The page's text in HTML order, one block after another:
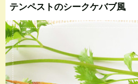
テンペストのシークケバブ風